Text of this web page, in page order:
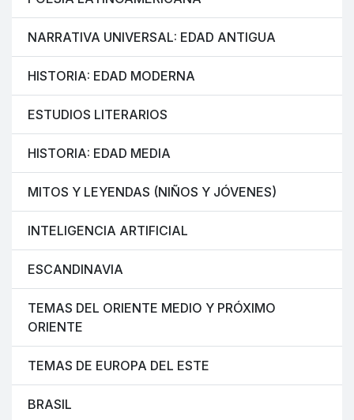
NARRATIVA UNIVERSAL: EDAD ANTIGUA
HISTORIA: EDAD MODERNA
ESTUDIOS LITERARIOS
HISTORIA: EDAD MEDIA
MITOS Y LEYENDAS (NIÑOS Y JÓVENES)
INTELIGENCIA ARTIFICIAL
ESCANDINAVIA
TEMAS DEL ORIENTE MEDIO Y PRÓXIMO
ORIENTE
TEMAS DE EUROPA DEL ESTE
BRASIL